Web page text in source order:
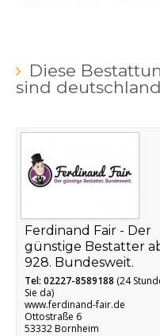
Diese
sind
Ferdinand Fair - Der
günstige Bestatter
928. Bundesweit.
Tel: 02227-8589188 (24
Sie da)
www.ferdinand-fair.de
Ottostraße 6
53332 Bornheim